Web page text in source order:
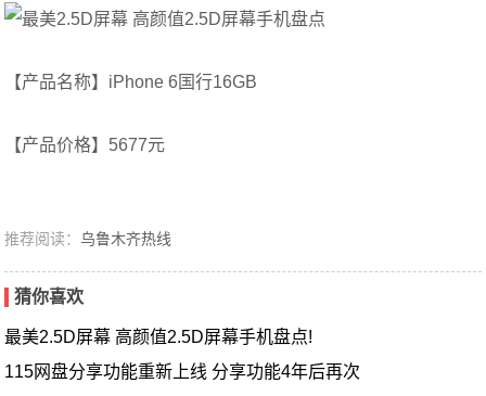
【产品名称】iPhone 6国行16GB
【产品价格】5677元
推荐阅读：乌鲁木齐热线
猜你喜欢
最美2.5D屏幕 高颜值2.5D屏幕手机盘点!
115网盘分享功能重新上线 分享功能4年后再次